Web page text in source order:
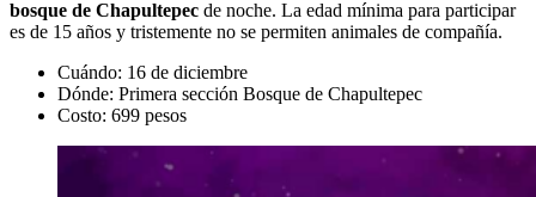
bosque de Chapultepec de noche. La edad mínima para participar
es de 15 años y tristemente no se permiten animales de compañía.
Cuándo: 16 de diciembre
Dónde: Primera sección Bosque de Chapultepec
Costo: 699 pesos